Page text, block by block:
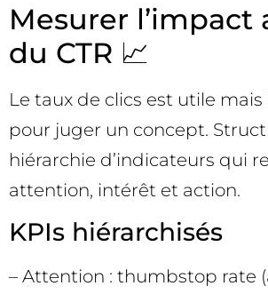
Mesurer l’impact
du CTR 📈
Le taux de clics est utile
pour juger un concept.
hiérarchie d’indicateurs qui
attention, intérêt et action.
KPIs hiérarchisés
– Attention : thumbstop rate